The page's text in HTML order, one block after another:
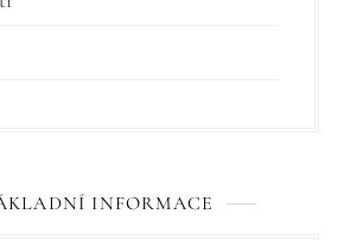
INFORMACE